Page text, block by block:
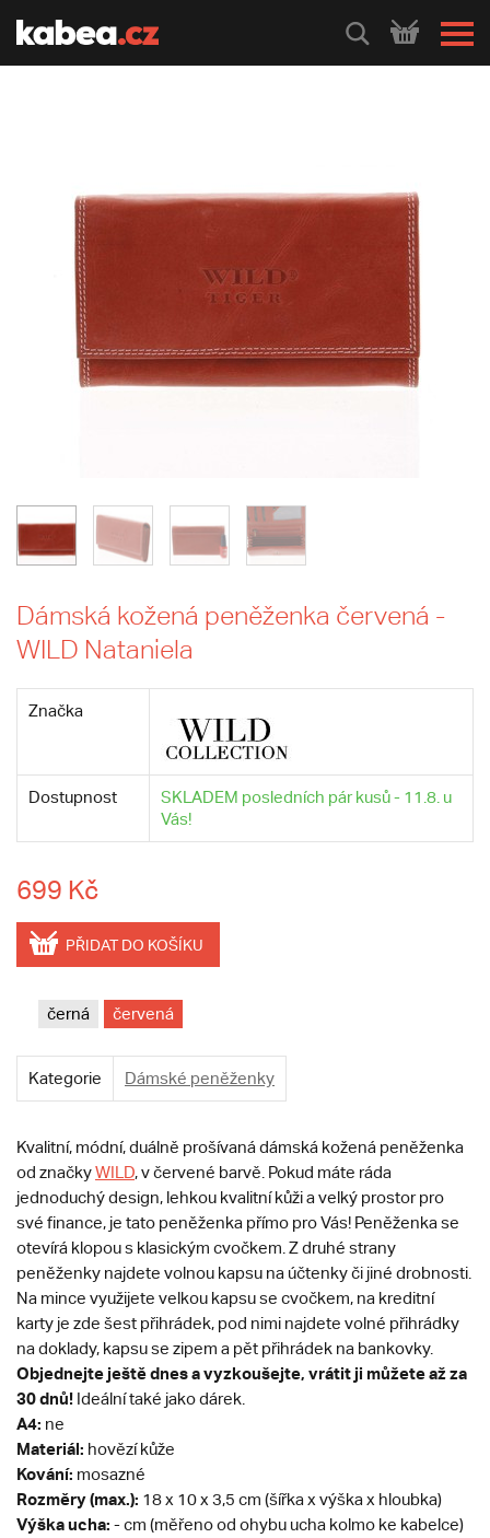
HLEDEJ
Dámská kožená peněženka červená -
WILD Nataniela
Značka
Dostupnost
SKLADEM posledních pár kusů - 11.8. u
Vás!
699 Kč
PŘIDAT DO KOŠÍKU
černá červená
Kategorie Dámské peněženky
Kvalitní, módní, duálně prošívaná dámská kožená peněženka
od značkyWILD, v červené barvě. Pokud máte ráda
jednoduchý design, lehkou kvalitní kůži a velký prostor pro
své finance, je tato peněženka přímo pro Vás! Peněženka se
otevírá klopou s klasickým cvočkem. Z druhé strany
peněženky najdete volnou kapsu na účtenky či jiné drobnosti.
Na mince využijete velkou kapsu se cvočkem, na kreditní
karty je zde šest přihrádek, pod nimi najdete volné přihrádky
na doklady, kapsu se zipem a pět přihrádek na bankovky.
Objednejte ještě dnes a vyzkoušejte, vrátit ji můžete až za
30 dnů! Ideální také jako dárek.
A4: ne
Materiál: hovězí kůže
Kování: mosazné
Rozměry (max.): 18 x 10 x 3,5 cm (šířka x výška x hloubka)
Výška ucha: - cm (měřeno od ohybu ucha kolmo ke kabelce)